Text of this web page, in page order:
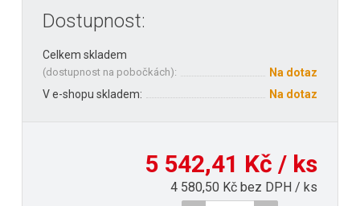
Dostupnost:
Celkem skladem
(dostupnost na pobočkách):
Na dotaz
V e-shopu skladem:
Na dotaz
5 542,41 Kč / ks
4 580,50 Kč bez DPH / ks